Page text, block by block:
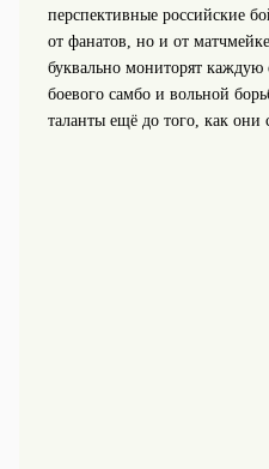
перспективные российские
от фанатов, но и от
буквально мониторят
боевого самбо и вольной
таланты ещё до того, как они